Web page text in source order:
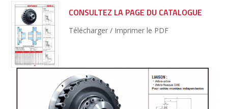
CONSULTEZ LA PAGE DU CATALOGUE
Télécharger / Imprimer le PDF
L’ARTICLE